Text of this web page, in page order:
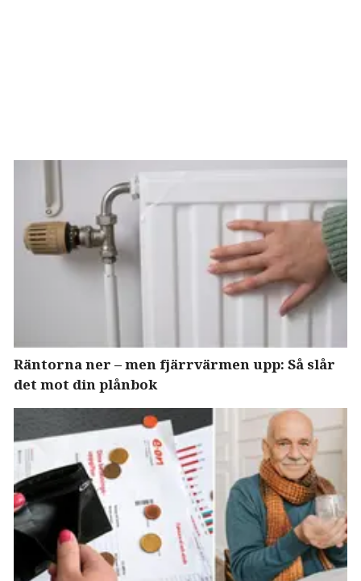
Räntorna ner – men fjärrvärmen upp: Så slår
det mot din plånbok